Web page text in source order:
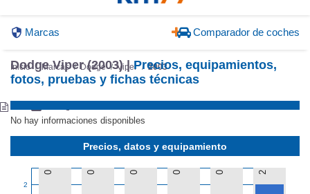
Marcas Comparador de coches
Inicio Marcas Dodge Viper 2003
Dodge Viper (2003) |Precios, equipamientos,
fotos, pruebas y fichas técnicas
Precios, datos y equipamiento
2
0 0 0 0 0 2
No hay informaciones disponibles